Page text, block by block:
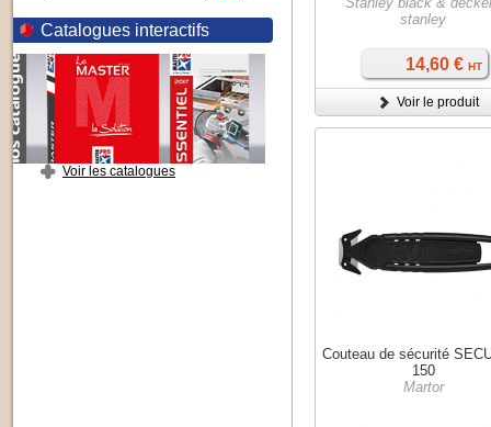
Catalogues interactifs
Voir les catalogues
stanley
14,60 € HT
Voir le produit
Couteau de sécurité
150
Martor